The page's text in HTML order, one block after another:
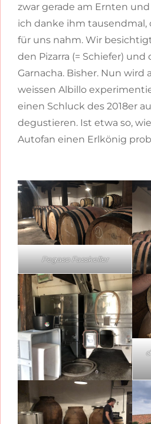
zwar gerade am Ernten
ich danke ihm tausendmal,
für uns nahm. Wir
den Pizarra (= Schiefer) und
Garnacha. Bisher. Nun wird
weissen Albillo
einen Schluck des 2018er
degustieren. Ist etwa so,
Autofan einen Erlkönig
Pegaso Fasskeller